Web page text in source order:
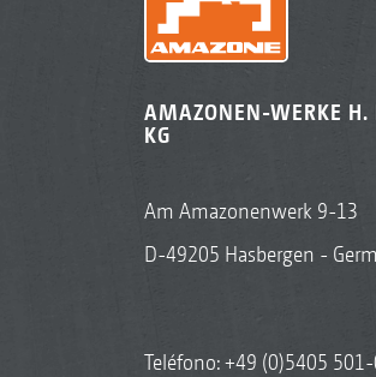
AMAZONEN-WERKE H.
KG
Am Amazonenwerk 9-13
D-49205 Hasbergen -
Teléfono:+49 (0)5405